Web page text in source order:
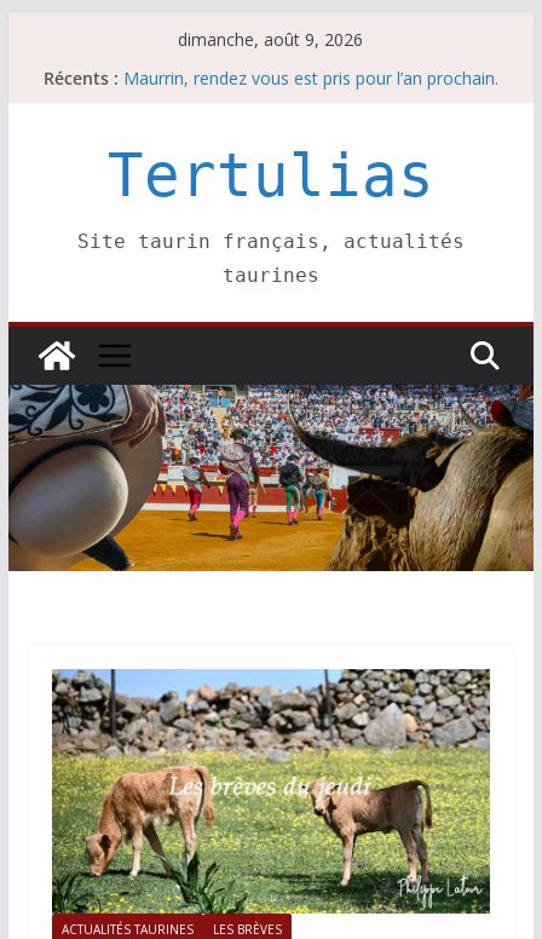
dimanche, août 9, 2026
Récents : Maurrin, rendez vous est pris pour l’an prochain.
Parentis, La Golosina: une première étape
Les brèves du samedi 8 août
Tertulias
Site taurin français, actualités
taurines
ACTUALITÉS TAURINES LES BRÈVES